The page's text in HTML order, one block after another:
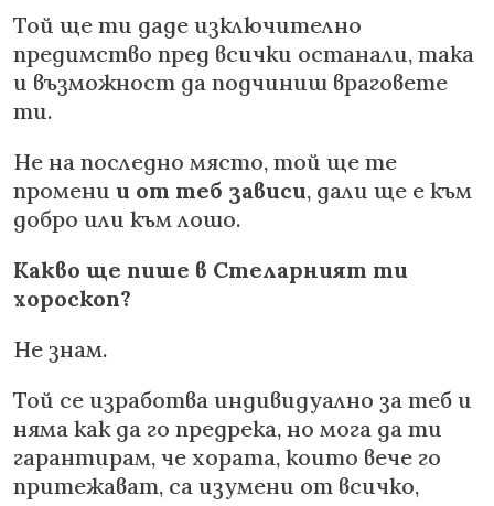
Той ще ти даде изключително
предимство пред всички останали, така
и възможност да подчиниш враговете
ти.
Не на последно място, той ще те
промени и от теб зависи, дали ще е към
добро или към лошо.
Какво ще пише в Стеларният ти
хороскоп?
Не знам.
Той се изработва индивидуално за теб и
няма как да го предрека, но мога да ти
гарантирам, че хората, които вече го
притежават, са изумени от всичко,